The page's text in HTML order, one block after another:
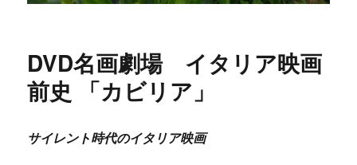
DVD名画劇場 イタリア映画
前史 「カビリア」
サイレント時代のイタリア映画